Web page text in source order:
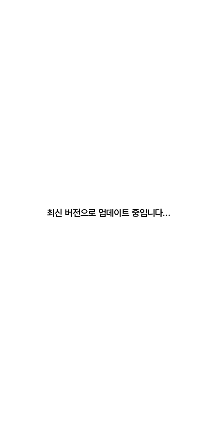
최신 버전으로 업데이트 중입니다…